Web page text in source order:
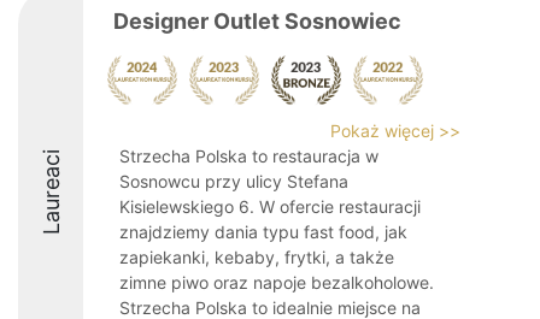
Laureaci
Designer Outlet Sosnowiec
Pokaż więcej >>
Strzecha Polska to restauracja w
Sosnowcu przy ulicy Stefana
Kisielewskiego 6. W ofercie restauracji
znajdziemy dania typu fast food, jak
zapiekanki, kebaby, frytki, a także
zimne piwo oraz napoje bezalkoholowe.
Strzecha Polska to idealnie miejsce na